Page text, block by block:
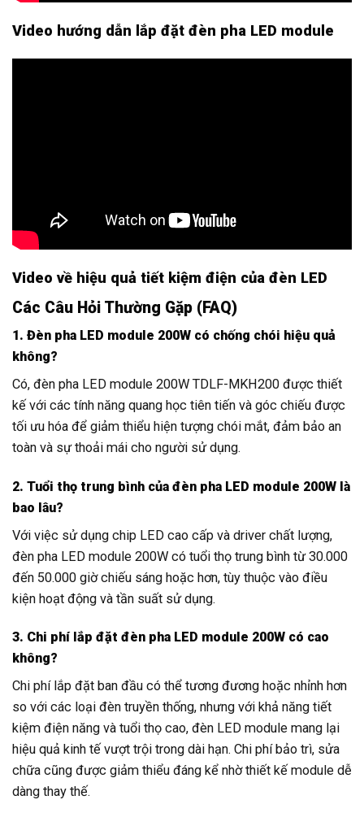
Video hướng dẫn lắp đặt đèn pha LED module
Video về hiệu quả tiết kiệm điện của đèn LED
Các Câu Hỏi Thường Gặp (FAQ)
1. Đèn pha LED module 200W có chống chói hiệu quả
không?
Có, đèn pha LED module 200W TDLF-MKH200 được thiết
kế với các tính năng quang học tiên tiến và góc chiếu được
tối ưu hóa để giảm thiểu hiện tượng chói mắt, đảm bảo an
toàn và sự thoải mái cho người sử dụng.
2. Tuổi thọ trung bình của đèn pha LED module 200W là
bao lâu?
Với việc sử dụng chip LED cao cấp và driver chất lượng,
đèn pha LED module 200W có tuổi thọ trung bình từ 30.000
đến 50.000 giờ chiếu sáng hoặc hơn, tùy thuộc vào điều
kiện hoạt động và tần suất sử dụng.
3. Chi phí lắp đặt đèn pha LED module 200W có cao
không?
Chi phí lắp đặt ban đầu có thể tương đương hoặc nhỉnh hơn
so với các loại đèn truyền thống, nhưng với khả năng tiết
kiệm điện năng và tuổi thọ cao, đèn LED module mang lại
hiệu quả kinh tế vượt trội trong dài hạn. Chi phí bảo trì, sửa
chữa cũng được giảm thiểu đáng kể nhờ thiết kế module dễ
dàng thay thế.